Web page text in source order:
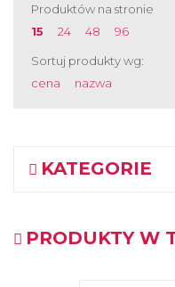
Produktów na stronie
15
24 48 96
Sortuj produkty wg:
cena
nazwa
KATEGORIE
PRODUKTY W